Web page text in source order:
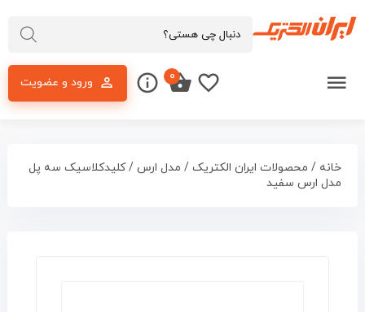
ورود و عضویت ۰
خانه / محصولات ایران الکتریک/ مدل ارس/ کلیدکلاسیک سه پل
مدل ارس سفید